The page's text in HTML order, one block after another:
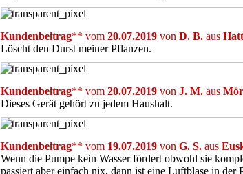
Kundenbeitrag** vom 20.07.2019 von D. B. aus
Löscht den Durst meiner Pflanzen.
Kundenbeitrag** vom 20.07.2019 von J. M. aus
Dieses Gerät gehört zu jedem Haushalt.
Kundenbeitrag** vom 19.07.2019 von G. S. aus
Wenn die Pumpe kein Wasser fördert obwohl sie
passiert aber einfach nix, dann ist eine Luftblase in